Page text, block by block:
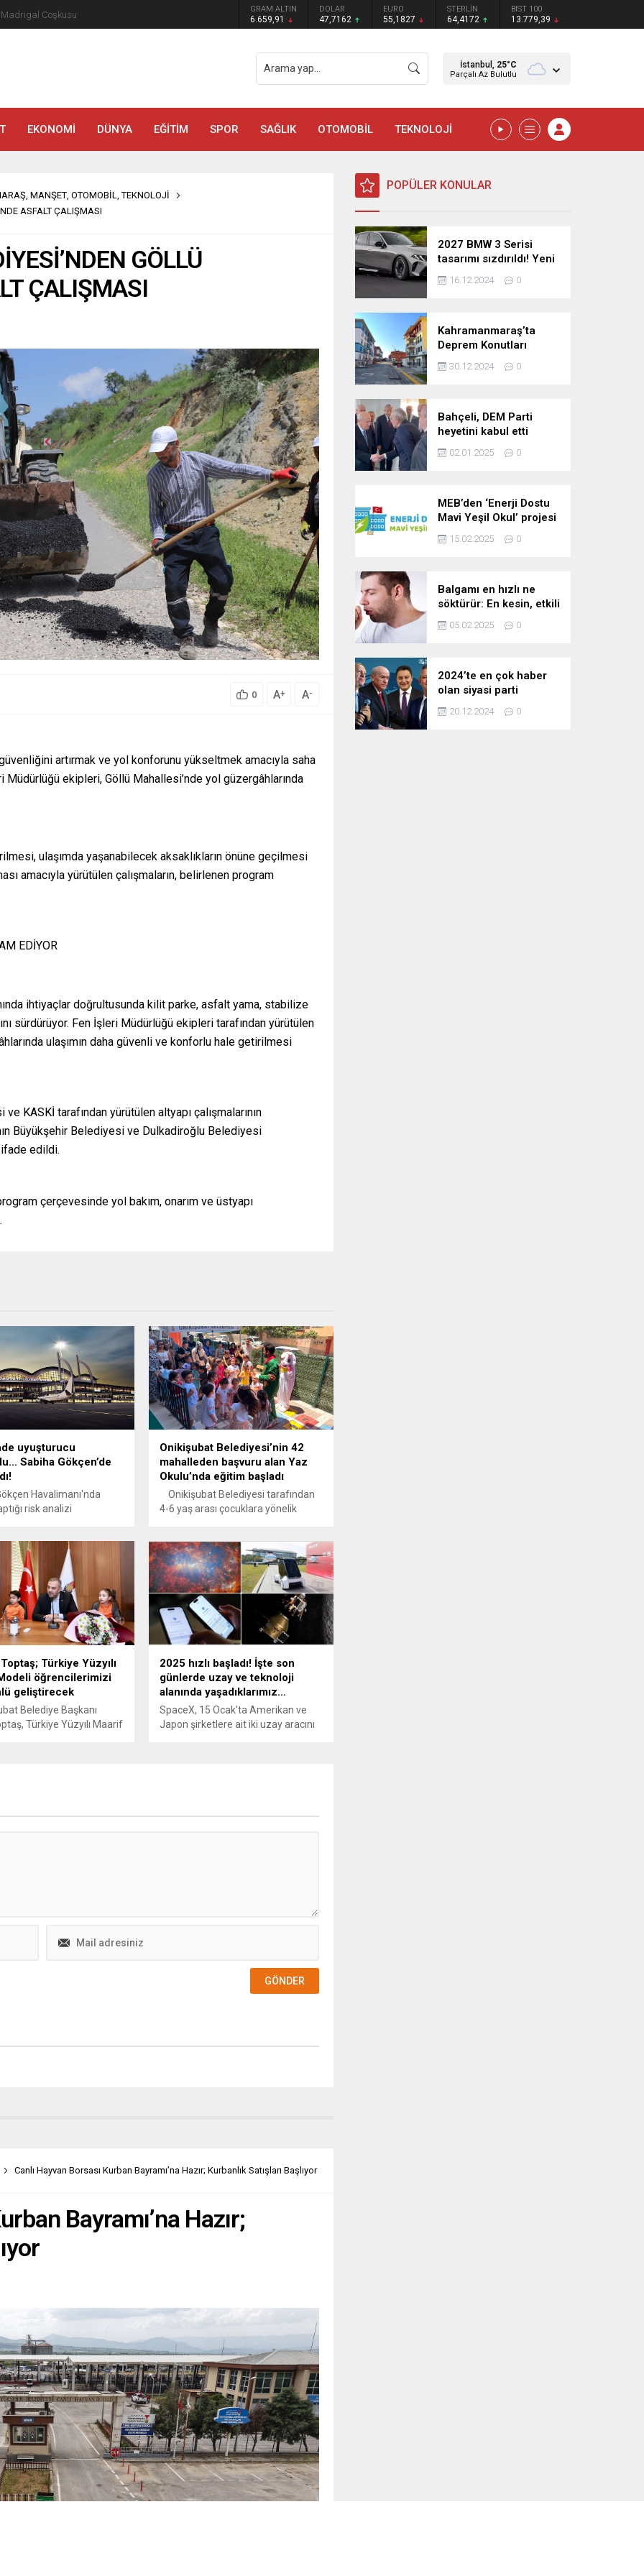
Madrigal Coşkusu GRAM ALTIN
6.659,91
DOLAR
47,7162
EURO
55,1827
STERLİN
64,4172
BIST 100
13.779,39
İstanbul, 25°C
Parçalı Az Bulutlu
EKONOMİ DÜNYA EĞİTİM SPOR SAĞLIK OTOMOBİL TEKNOLOJİ
, MANŞET, OTOMOBİL,TEKNOLOJİ
ASFALT ÇALIŞMASI
GÖLLÜ
ÇALIŞMASI
0 A+ A-
artırmak ve yol konforunu yükseltmek amacıyla saha
Müdürlüğü ekipleri, Göllü Mahallesi’nde yol güzergâhlarında
ulaşımda yaşanabilecek aksaklıkların önüne geçilmesi
amacıyla yürütülen çalışmaların, belirlenen program
EDİYOR
ihtiyaçlar doğrultusunda kilit parke, asfalt yama, stabilize
sürdürüyor. Fen İşleri Müdürlüğü ekipleri tarafından yürütülen
ulaşımın daha güvenli ve konforlu hale getirilmesi
KASKİ tarafından yürütülen altyapı çalışmalarının
Büyükşehir Belediyesi ve Dulkadiroğlu Belediyesi
ifade edildi.
çerçevesinde yol bakım, onarım ve üstyapı
uyuşturucu
Sabiha Gökçen’de
Havalimanı'nda
risk analizi
yapılan aramada
madde bulundu.
yapılan doktor
ise midesinde 31
daha fazla
madde tespit edildi.
Onikişubat Belediyesi’nin 42
mahalleden başvuru alan Yaz
Okulu’nda eğitim başladı
Onikişubat Belediyesi tarafından
4-6 yaş arası çocuklara yönelik
Yoğun ilgi gören yaz okuluna
katılacak öğrenciler, elektronik
ortamda gerçekleştirilen şeffaf
kura çekimiyle belirlenirken, Şehit
Hakan Akdere Gündüz
Bakımevi’nde ilk ders zili minikler
için çaldı. Beş hafta boyunca
Türkiye Yüzyılı
öğrencilerimizi
geliştirecek
Belediye Başkanı
Türkiye Yüzyılı Maarif
2025 hızlı başladı! İşte son
günlerde uzay ve teknoloji
alanında yaşadıklarımız…
SpaceX, 15 Ocak'ta Amerikan ve
Japon şirketlere ait iki uzay aracını
Canlı Hayvan Borsası Kurban Bayramı’na Hazır; Kurbanlık Satışları Başlıyor
Bayramı’na Hazır;
POPÜLER KONULAR
2027 BMW 3 Serisi
tasarımı sızdırıldı! Yeni
nesil sedan’dan
şaşırtıcı yenilikler!
16.12.2024 0
Kahramanmaraş’ta
Deprem Konutları
2025’te Teslim Edilecek
30.12.2024 0
Bahçeli, DEM Parti
heyetini kabul etti
02.01.2025 0
MEB’den ‘Enerji Dostu
Mavi Yeşil Okul’ projesi
15.02.2025 0
Balgamı en hızlı ne
söktürür: En kesin, etkili
ve çabuk balgam
söktürücü kür!
05.02.2025 0
2024’te en çok haber
olan siyasi parti
liderleri! Zirvedeki isim
fark attı
20.12.2024 0